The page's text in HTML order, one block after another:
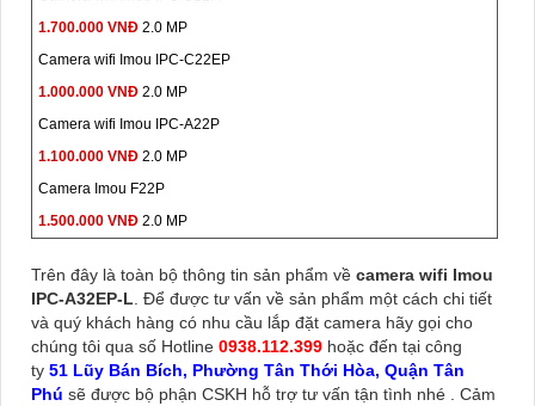
1.700.000 VNĐ 2.0 MP
Camera wifi Imou IPC-C22EP
1.000.000 VNĐ 2.0 MP
Camera wifi Imou IPC-A22P
1.100.000 VNĐ 2.0 MP
Camera Imou F22P
1.500.000 VNĐ 2.0 MP
Trên đây là toàn bộ thông tin sản phẩm về camera wifi Imou
IPC-A32EP-L . Để được tư vấn về sản phẩm một cách chi tiết
và quý khách hàng có nhu cầu lắp đặt camera hãy gọi cho
chúng tôi qua số Hotline 0938.112.399 hoặc đến tại công
ty 51 Lũy Bán Bích, Phường Tân Thới Hòa, Quận Tân
Phú sẽ được bộ phận CSKH hỗ trợ tư vấn tận tình nhé
. Cảm